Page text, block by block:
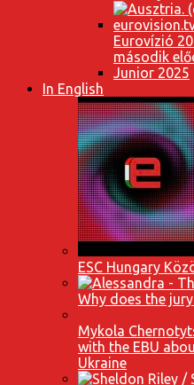
Eurovízió
második
Junior 2025
In English
ESC Hungary
Why does the
Mykola
with the EBU
Ukraine